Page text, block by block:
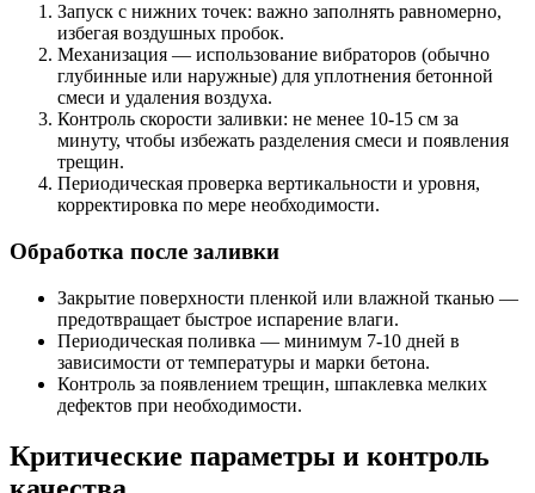
Запуск с нижних точек: важно заполнять равномерно,
избегая воздушных пробок.
Механизация — использование вибраторов (обычно
глубинные или наружные) для уплотнения бетонной
смеси и удаления воздуха.
Контроль скорости заливки: не менее 10-15 см за
минуту, чтобы избежать разделения смеси и появления
трещин.
Периодическая проверка вертикальности и уровня,
корректировка по мере необходимости.
Обработка после заливки
Закрытие поверхности пленкой или влажной тканью —
предотвращает быстрое испарение влаги.
Периодическая поливка — минимум 7-10 дней в
зависимости от температуры и марки бетона.
Контроль за появлением трещин, шпаклевка мелких
дефектов при необходимости.
Критические параметры и контроль